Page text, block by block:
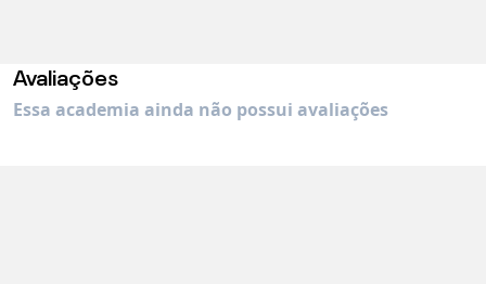
Avaliações
Essa academia ainda não possui avaliações